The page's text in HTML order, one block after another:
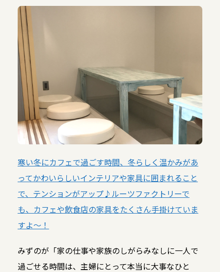
寒い冬にカフェで過ごす時間、冬らしく温かみがあ
ってかわいらしいインテリアや家具に囲まれること
で、テンションがアップ♪ルーツファクトリーで
も、カフェや飲食店の家具をたくさん手掛けていま
すよ～！
みずのが「家の仕事や家族のしがらみなしに一人で
過ごせる時間は、主婦にとって本当に大事なひと